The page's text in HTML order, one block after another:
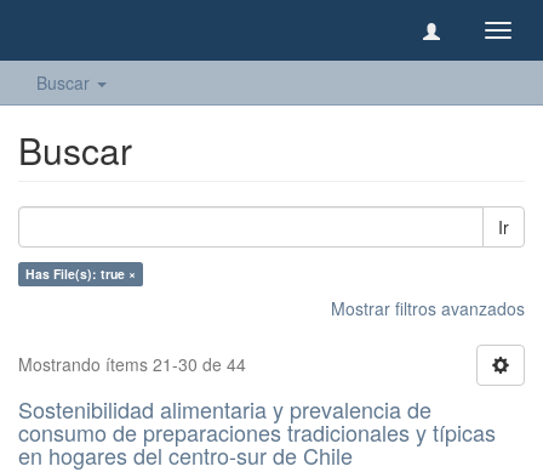
Buscar
Buscar
Ir
Has File(s): true ×
Mostrar filtros avanzados
Mostrando ítems 21-30 de 44
Sostenibilidad alimentaria y prevalencia de
consumo de preparaciones tradicionales y típicas
en hogares del centro-sur de Chile